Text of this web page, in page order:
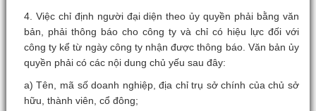
4. Việc chỉ định người đại diện theo ủy quyền phải bằng văn
bản, phải thông báo cho công ty và chỉ có hiệu lực đối với
công ty kể từ ngày công ty nhận được thông báo. Văn bản ủy
quyền phải có các nội dung chủ yếu sau đây:
a) Tên, mã số doanh nghiệp, địa chỉ trụ sở chính của chủ sở
hữu, thành viên, cổ đông;